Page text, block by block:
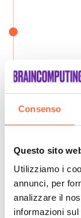
Consenso
Questo sito
Utilizziamo i
annunci, per
analizzare il
informazioni